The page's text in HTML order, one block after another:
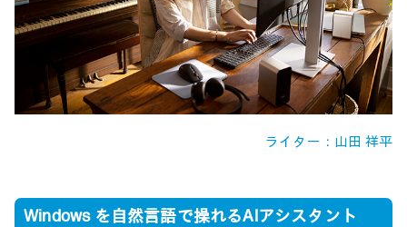
ライター：山田 祥平
Windows を自然言語で操れるAIアシスタント